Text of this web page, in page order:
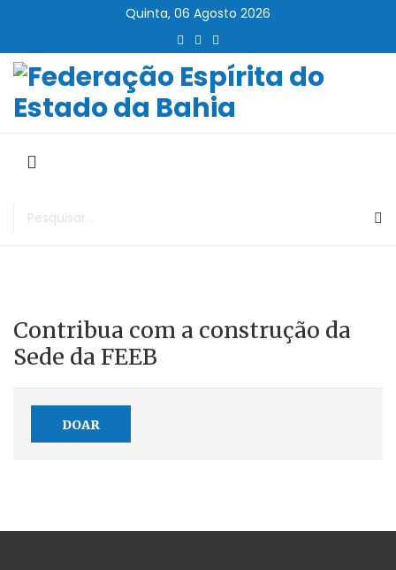
Quinta, 06 Agosto 2026
Contribua com a construção da
Sede da FEEB
DOAR